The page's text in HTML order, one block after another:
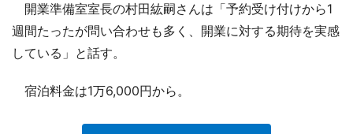
開業準備室室長の村田紘嗣さんは「予約受け付けから1
週間たったが問い合わせも多く、開業に対する期待を実感
している」と話す。
宿泊料金は1万6,000円から。